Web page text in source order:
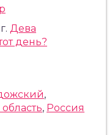
Дева
день?
,
, Россия